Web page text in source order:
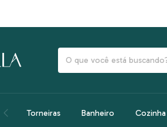
Torneiras Banheiro Cozinha